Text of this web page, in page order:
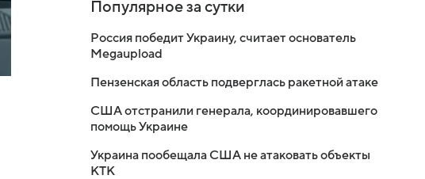
Популярное за сутки
Россия победит Украину, считает основатель
Megaupload
Пензенская область подверглась ракетной атаке
США отстранили генерала, координировавшего
помощь Украине
Украина пообещала США не атаковать объекты
КТК